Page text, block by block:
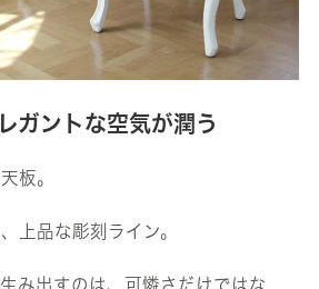
ガントな空気が潤う
板。
上品な彫刻ライン。
み出すのは、可憐さだけではな